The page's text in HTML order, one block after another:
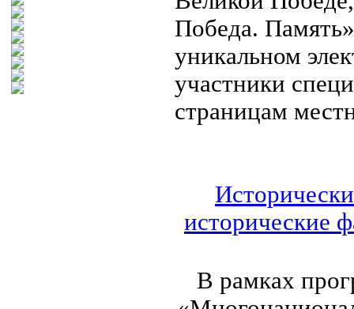
Победа.
уникальном
участники
страницам
исторические
В рамках